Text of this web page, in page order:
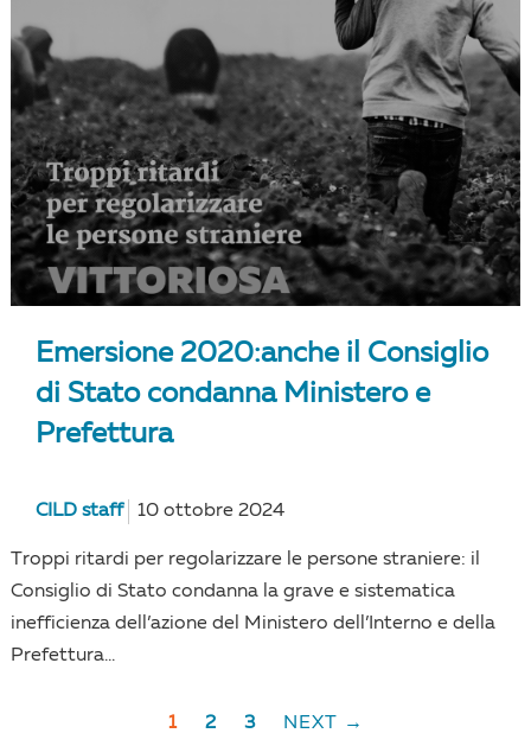
Emersione 2020:anche il Consiglio
di Stato condanna Ministero e
Prefettura
CILD staff 10 ottobre 2024
Troppi ritardi per regolarizzare le persone straniere: il
Consiglio di Stato condanna la grave e sistematica
inefficienza dell’azione del Ministero dell’Interno e della
Prefettura...
1 2 3 NEXT →